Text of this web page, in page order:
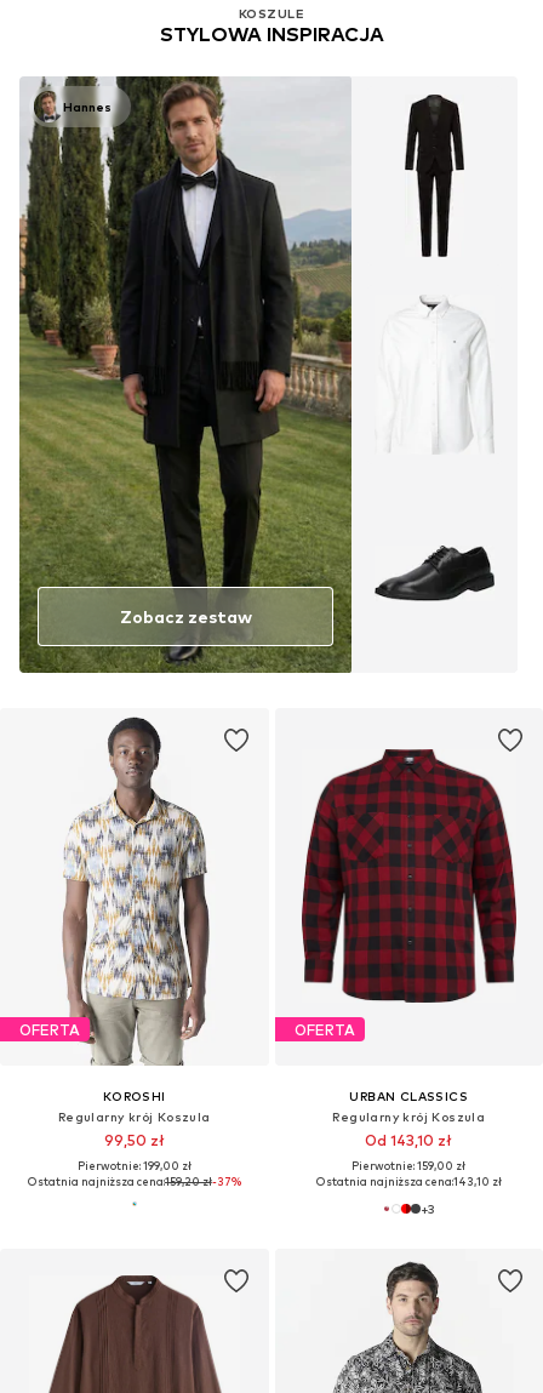
OFERTA
KOROSHI
Regularny krój Koszula
99,50 zł
Pierwotnie: 199,00 zł
Ostatnia najniższa cena:159,20 zł-37%
OFERTA
URBAN CLASSICS
Regularny krój Koszula
Od 143,10 zł
Pierwotnie: 159,00 zł
Ostatnia najniższa cena:143,10 zł
+3
KOSZULE
STYLOWA INSPIRACJA
Hannes
Zobacz zestaw